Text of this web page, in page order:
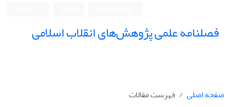
فصلنامه علمی پژوهش‌های انقلاب اسلامی
صفحه اصلی
فهرست مقالات